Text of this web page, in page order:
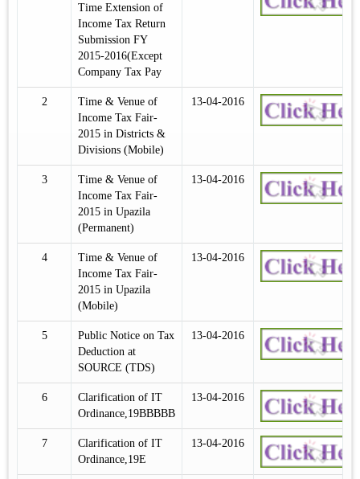
Time Extension of
Income Tax Return
Submission FY
2015-2016(Except
Company Tax Pay
2
Time & Venue of
Income Tax Fair-
2015 in Districts &
Divisions (Mobile)
13-04-2016
3
Time & Venue of
Income Tax Fair-
2015 in Upazila
(Permanent)
13-04-2016
4
Time & Venue of
Income Tax Fair-
2015 in Upazila
(Mobile)
13-04-2016
5
Public Notice on Tax
Deduction at
SOURCE (TDS)
13-04-2016
6
Clarification of IT
Ordinance,19BBBBB
13-04-2016
7
Clarification of IT
Ordinance,19E
13-04-2016